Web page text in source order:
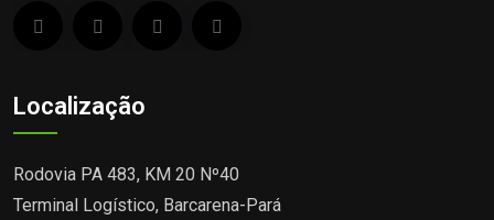
Localização
Rodovia PA 483, KM 20 Nº40
Terminal Logístico, Barcarena-Pará